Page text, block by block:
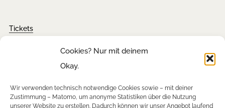
Cookies? Nur mit deinem
Okay.
Wir verwenden technisch notwendige Cookies sowie – mit deiner
Zustimmung – Matomo, um anonyme Statistiken über die Nutzung
unserer Website zu erstellen. Dadurch können wir unser Angebot laufend
Tickets